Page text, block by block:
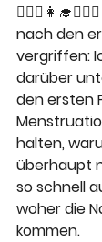
nach den
vergriffen:
darüber
den ersten
halten,
überhaupt
so schnell
woher die
kommen.